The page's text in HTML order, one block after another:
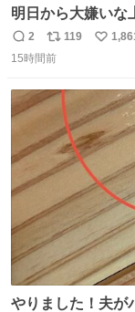
明日から大嫌いな
返
信
2
リ
ポ
ト
119
い
15時間前
やりました！夫が